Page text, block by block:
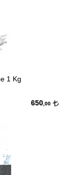
1 Kg
650 ,00